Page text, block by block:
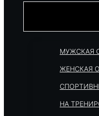
МУЖСКАЯ
ЖЕНСКАЯ
НА